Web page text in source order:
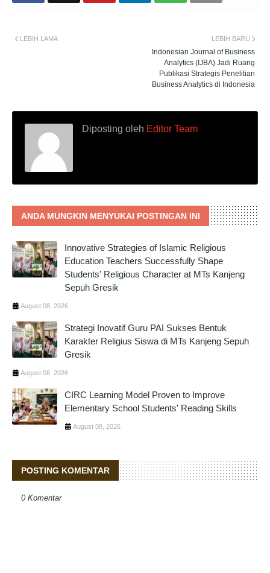
LEBIH BARU
Indonesian Journal of Business
Analytics (IJBA) Jadi Ruang
Publikasi Strategis Penelitian
Business Analytics di Indonesia
LEBIH LAMA
Diposting oleh Editor Team
ANDA MUNGKIN MENYUKAI POSTINGAN INI
Innovative Strategies of Islamic Religious
Education Teachers Successfully Shape
Students' Religious Character at MTs Kanjeng
Sepuh Gresik
August 08, 2026
Strategi Inovatif Guru PAI Sukses Bentuk
Karakter Religius Siswa di MTs Kanjeng Sepuh
Gresik
August 08, 2026
CIRC Learning Model Proven to Improve
Elementary School Students' Reading Skills
August 08, 2026
POSTING KOMENTAR
0 Komentar